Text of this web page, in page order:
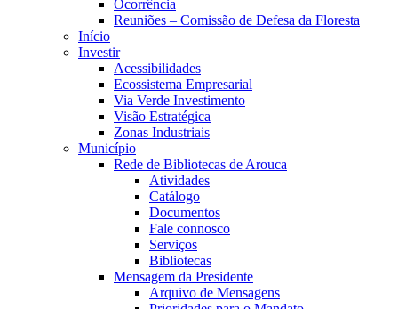
Ocorrência
Reuniões – Comissão de Defesa da Floresta
Início
Investir
Acessibilidades
Ecossistema Empresarial
Via Verde Investimento
Visão Estratégica
Zonas Industriais
Município
Rede de Bibliotecas de Arouca
Atividades
Catálogo
Documentos
Fale connosco
Serviços
Bibliotecas
Mensagem da Presidente
Arquivo de Mensagens